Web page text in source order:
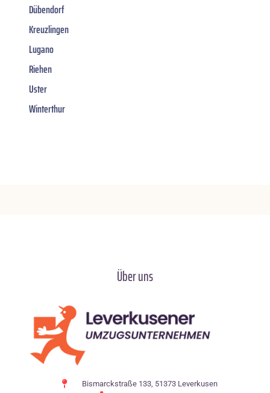
Dübendorf
Kreuzlingen
Lugano
Riehen
Uster
Winterthur
Über uns
Bismarckstraße 133, 51373 Leverkusen